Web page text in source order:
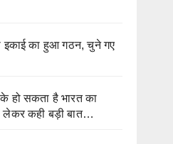
इकाई का हुआ गठन, चुने गए
हो सकता है भारत का
लेकर कही बड़ी बात…